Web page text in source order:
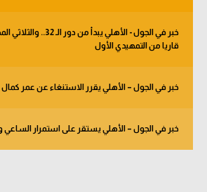
خبر في الجول - الأهلي يبدأ من
قاريا من التمهيدي الأول
خبر في الجول – الأهلي يقرر الاستنغاء عن عمر كمال
خبر في الجول – الأهلي يستقر على استمرار الساعي